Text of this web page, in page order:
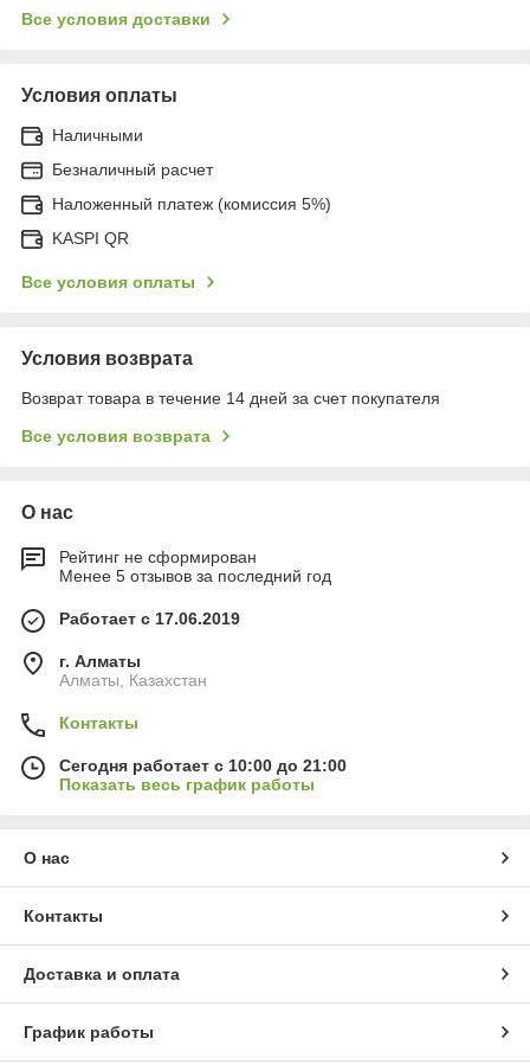
Все условия доставки
Условия оплаты
Наличными
Безналичный расчет
Наложенный платеж (комиссия 5%)
KASPI QR
Все условия оплаты
Условия возврата
Возврат товара в течение 14 дней за счет покупателя
Все условия возврата
О нас
Рейтинг не сформирован
Менее 5 отзывов за последний год
Работает с 17.06.2019
г. Алматы
Алматы, Казахстан
Контакты
Сегодня работает с 10:00 до 21:00
Показать весь график работы
О нас
Контакты
Доставка и оплата
График работы